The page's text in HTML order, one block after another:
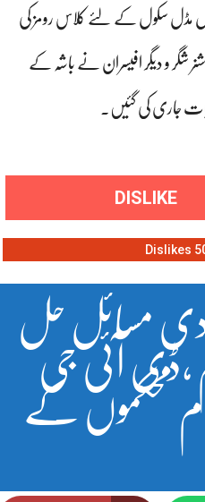
مڈل سکول کے لئے کلاس رومز کی
شگر و دیگر افیسران نے باشہ کے
جاری کی گئیں۔
DISLIKE
مسائل حل
،ڈی آئی جی
محکموں کے